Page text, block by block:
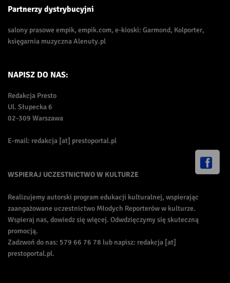
Partnerzy dystrybucyjni
salony prasowe empik, empik.com, e-kioski: Garmond, Kolporter,
księgarnia muzyczna Alenuty.pl
NAPISZ DO NAS:
Redakcja Presto
Ul. Słupecka 6
02-309 Warszawa
E-mail: redakcja [at] prestoportal.pl
WSPIERAJ UCZESTNICTWO W KULTURZE
Realizujemy autorski program edukacji kulturalnej, wspierając
zaangażowane uczestnictwo Młodych Reporterów w kulturze.
Wspieraj nas, dowiedz się więcej. Odwdzięczymy się skuteczną
promocją.
Zadzwoń do nas: 579 66 76 78 lub napisz: redakcja [at]
prestoportal.pl.